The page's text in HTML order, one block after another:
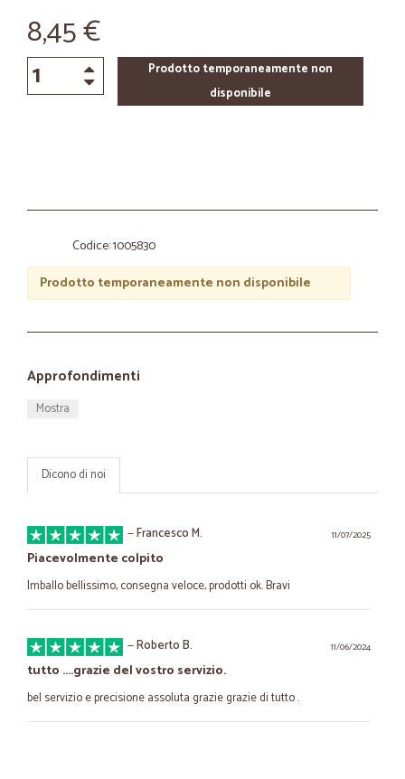
8,45 €
Prodotto temporaneamente non
disponibile
Codice: 1005830
Prodotto temporaneamente non disponibile
Approfondimenti
Mostra
Dicono di noi
11/07/2025
—Francesco M.
Piacevolmente colpito
Imballo bellissimo, consegna veloce, prodotti ok. Bravi
11/06/2024
—Roberto B.
tutto ....grazie del vostro servizio.
bel servizio e precisione assoluta grazie grazie di tutto .